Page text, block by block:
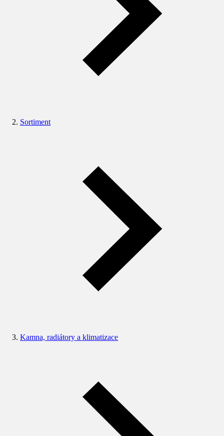
Sortiment
Kamna, radiátory a klimatizace